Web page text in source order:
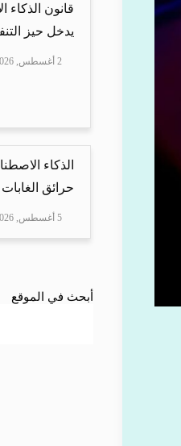
قانون الذكاء
يدخل حيز
2 أغسطس, 2026
الذكاء
حرائق
5 أغسطس, 2026
أبحث في الموقع